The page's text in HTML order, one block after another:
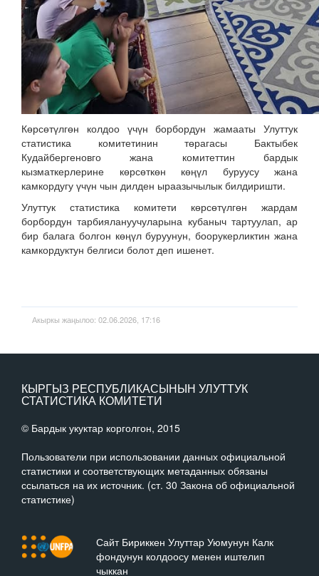
Көрсөтүлгөн колдоо үчүн борбордун жамааты Улуттук
статистика комитетинин төрагасы Бактыбек
Кудайбергеновго жана комитеттин бардык
кызматкерлерине көрсөткөн көңүл буруусу жана
камкордугу үчүн чын дилден ыраазычылык билдиришти.
Улуттук статистика комитети көрсөтүлгөн жардам
борбордун тарбиялануучуларына кубаныч тартуулап, ар
бир балага болгон көңүл буруунун, боорукерликтин жана
камкордуктун белгиси болот деп ишенет.
Акыркы жаңылоо: 02.06.2026, 17:16
КЫРГЫЗ РЕСПУБЛИКАСЫНЫН УЛУТТУК
СТАТИСТИКА КОМИТЕТИ
© Бардык укуктар корголгон, 2015
Пользователи при использовании данных официальной
статистики и соответствующих метаданных обязаны
ссылаться на их источник. (ст. 30 Закона об официальной
статистике)
Сайт Бириккен Улуттар Уюмунун Калк
фондунун колдоосу менен иштелип
чыккан